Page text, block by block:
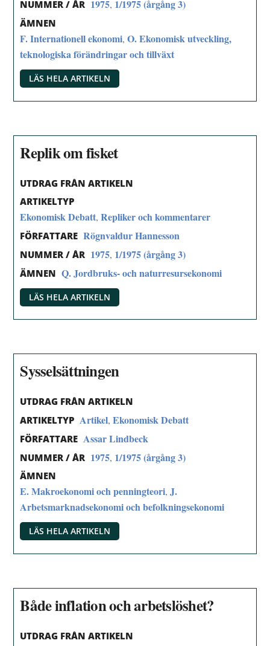
NUMMER / ÅR 1975, 1/1975 (årgång 3)
ÄMNEN
F. Internationell ekonomi,O. Ekonomisk utveckling,
teknologiska förändringar och tillväxt
LÄS HELA ARTIKELN
Replik om fisket
UTDRAG FRÅN ARTIKELN
ARTIKELTYP
Ekonomisk Debatt,Repliker och kommentarer
FÖRFATTARE Rögnvaldur Hannesson
NUMMER / ÅR 1975, 1/1975 (årgång 3)
ÄMNEN Q. Jordbruks- och naturresursekonomi
LÄS HELA ARTIKELN
Sysselsättningen
UTDRAG FRÅN ARTIKELN
ARTIKELTYP Artikel,Ekonomisk Debatt
FÖRFATTARE Assar Lindbeck
NUMMER / ÅR 1975, 1/1975 (årgång 3)
ÄMNEN
E. Makroekonomi och penningteori,J.
Arbetsmarknadsekonomi och befolkningsekonomi
LÄS HELA ARTIKELN
Både inflation och arbetslöshet?
UTDRAG FRÅN ARTIKELN